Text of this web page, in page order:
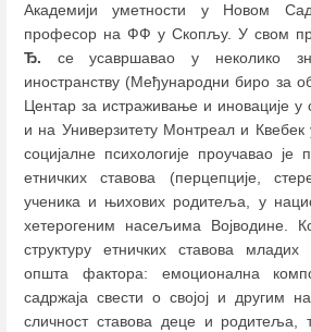
Академији уметности у Новом
професор на ФФ у Скопљу. У свом
Ђ. се усавршавао у неколико
иностранству (Међународни биро за
Центар за истраживање и иновације у
и на Универзитету Монтреал и
социјалне психологије проучавао је
етничких ставова (перцепције,
ученика и њихових родитеља, у
хетерогеним насељима Војводине.
структуру етничких ставова
општа фактора: емоционална
садржаја свести о својој и другим
сличност ставова деце и родитеља,